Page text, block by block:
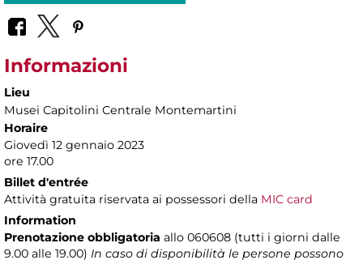
Informazioni
Lieu
Musei Capitolini Centrale Montemartini
Horaire
Giovedì 12 gennaio 2023
ore 17.00
Billet d'entrée
Attività gratuita riservata ai possessori della MIC card
Information
Prenotazione obbligatoria allo 060608 (tutti i giorni dalle
9.00 alle 19.00) In caso di disponibilità le persone possono